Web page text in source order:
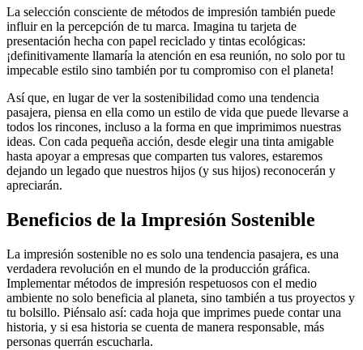
La selección consciente de métodos de impresión también puede
influir en la percepción de tu marca. Imagina tu tarjeta de
presentación hecha con papel reciclado y tintas ecológicas:
¡definitivamente llamaría la atención en esa reunión, no solo por tu
impecable estilo sino también por tu compromiso con el planeta!
Así que, en lugar de ver la sostenibilidad como una tendencia
pasajera, piensa en ella como un estilo de vida que puede llevarse a
todos los rincones, incluso a la forma en que imprimimos nuestras
ideas. Con cada pequeña acción, desde elegir una tinta amigable
hasta apoyar a empresas que comparten tus valores, estaremos
dejando un legado que nuestros hijos (y sus hijos) reconocerán y
apreciarán.
Beneficios de la Impresión Sostenible
La impresión sostenible no es solo una tendencia pasajera, es una
verdadera revolución en el mundo de la producción gráfica.
Implementar métodos de impresión respetuosos con el medio
ambiente no solo beneficia al planeta, sino también a tus proyectos y
tu bolsillo. Piénsalo así: cada hoja que imprimes puede contar una
historia, y si esa historia se cuenta de manera responsable, más
personas querrán escucharla.